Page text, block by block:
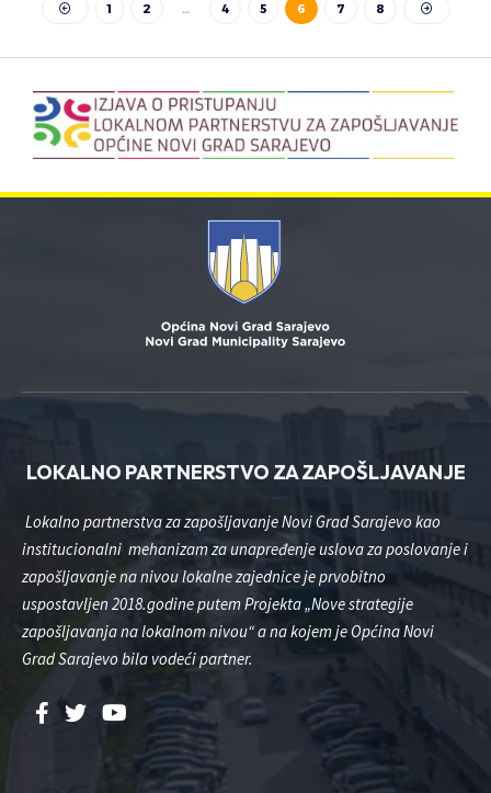
1 2 … 4 5 6 7 8
LOKALNO PARTNERSTVO ZA ZAPOŠLJAVANJE
Lokalno partnerstva za zapošljavanje Novi Grad Sarajevo kao
institucionalni mehanizam za unapređenje uslova za poslovanje i
zapošljavanje na nivou lokalne zajednice je prvobitno
uspostavljen 2018.godine putem Projekta „Nove strategije
zapošljavanja na lokalnom nivou“ a na kojem je Općina Novi
Grad Sarajevo bila vodeći partner.